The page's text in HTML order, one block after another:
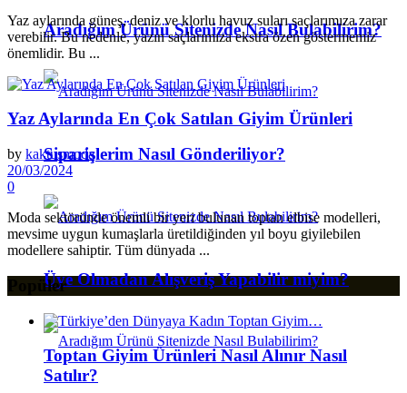
Aradığım Ürünü Sitenizde Nasıl Bulabilirim?
Siparişlerim Nasıl Gönderiliyor?
Üye Olmadan Alışveriş Yapabilir miyim?
Yaz aylarında güneş, deniz ve klorlu havuz suları saçlarımıza zarar
verebilir. Bu nedenle, yazın saçlarımıza ekstra özen göstermemiz
önemlidir. Bu ...
Yaz Aylarında En Çok Satılan Giyim Ürünleri
by kaktusmoda
20/03/2024
0
Moda sektöründe önemli bir yeri bulunan toptan elbise modelleri,
mevsime uygun kumaşlarla üretildiğinden yıl boyu giyilebilen
modellere sahiptir. Tüm dünyada ...
Popüler
Toptan Giyim Ürünleri Nasıl Alınır Nasıl
Satılır?